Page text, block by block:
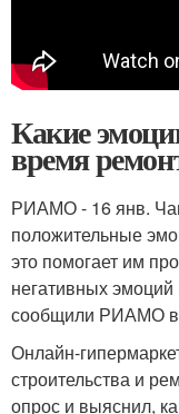
Какие
время
РИАМО - 16 янв.
положительные
это помогает им
негативных
сообщили РИАМО
Онлайн-
строительства и
опрос и выяснил,